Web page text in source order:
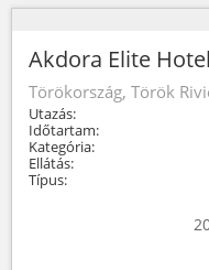
Akdora Elite
Törökország, Török
Utazás:
Időtartam:
Kategória:
Ellátás:
Típus: